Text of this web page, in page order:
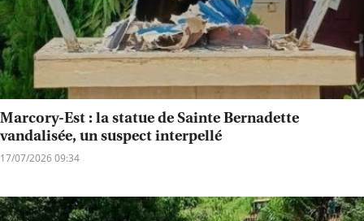
Marcory-Est : la statue de Sainte Bernadette
vandalisée, un suspect interpellé
17/07/2026 09:34